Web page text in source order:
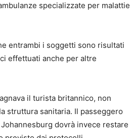
specializzate per malattie
entrambi i soggetti sono risultati
effettuati anche per altre
il turista britannico, non
struttura sanitaria. Il passeggero
dovrà invece restare